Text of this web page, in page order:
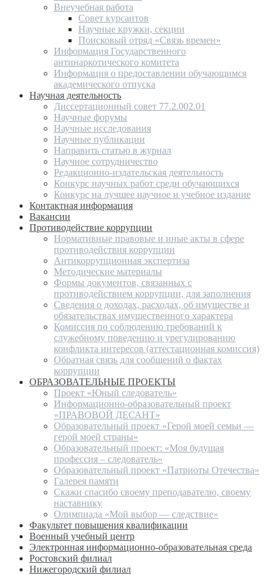
Внеучебная работа
Совет курсантов
Научные кружки, секции
Поисковый отряд «Связь времен»
Информация Государственного
антинаркотического комитета
Информация о предоставлении обучающимся
академического отпуска
Научная деятельность
Диссертационный совет 77.2.002.01
Научные форумы
Научные исследования
Научные публикации
Направить статью в журнал
Научное сотрудничество
Редакционно-издательская деятельность
Конкурс научных работ среди обучающихся
Конкурс на лучшее научное и учебное издание
Контактная информация
Вакансии
Противодействие коррупции
Нормативные правовые и иные акты в сфере
противодействия коррупции
Антикоррупционная экспертиза
Методические материалы
Формы документов, связанных с
противодействием коррупции, для заполнения
Сведения о доходах, расходах, об имуществе и
обязательствах имущественного характера
Комиссия по соблюдению требований к
служебному поведению и урегулированию
конфликта интересов (аттестационная комиссия)
Обратная связь для сообщений о фактах
коррупции
ОБРАЗОВАТЕЛЬНЫЕ ПРОЕКТЫ
Проект «Юный следователь»
Информационно-образовательный проект
«ПРАВОВОЙ ДЕСАНТ»
Образовательный проект «Герой моей семьи —
герой моей страны»
Образовательный проект: «Моя будущая
профессия – следователь»
Образовательный проект «Патриоты Отечества»
Галерея памяти
Скажи спасибо своему преподавателю, своему
наставнику
Олимпиада «Мой выбор — следствие»
Факультет повышения квалификации
Военный учебный центр
Электронная информационно-образовательная среда
Ростовский филиал
Нижегородский филиал